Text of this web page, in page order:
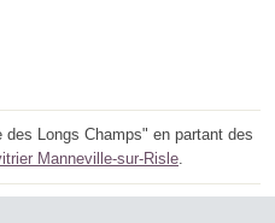
Longs Champs" en partant des
Manneville-sur-Risle